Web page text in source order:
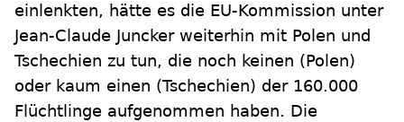
einlenkten, hätte es die EU-Kommission unter
Jean-Claude Juncker weiterhin mit Polen und
Tschechien zu tun, die noch keinen (Polen)
oder kaum einen (Tschechien) der 160.000
Flüchtlinge aufgenommen haben. Die